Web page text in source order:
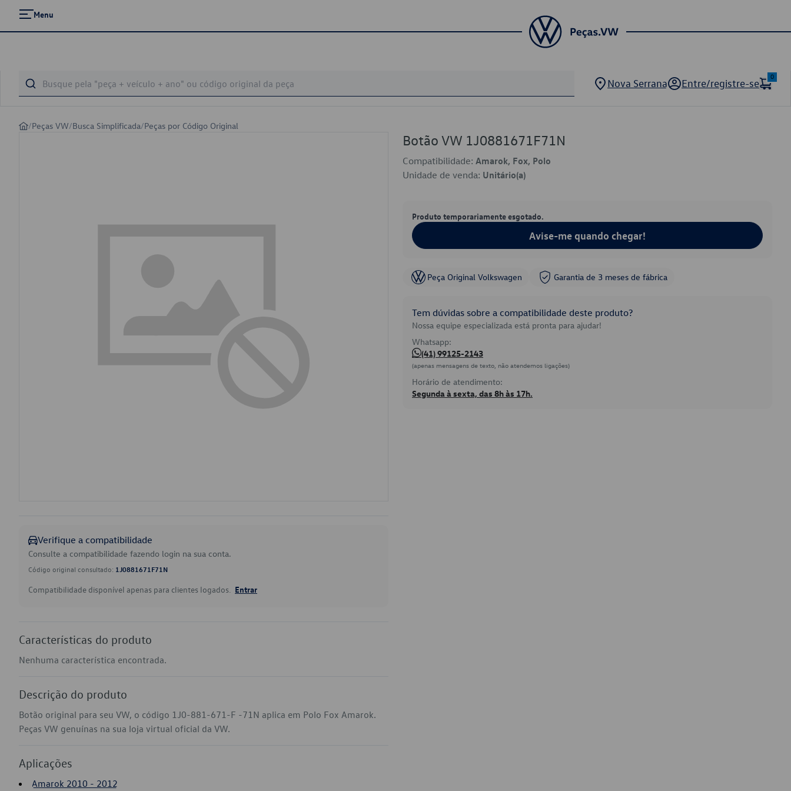
Menu
Nova Serrana Entre/registre-se
0
/Peças VW/Busca Simplificada/Peças por Código Original
Verifique a compatibilidade
Consulte a compatibilidade fazendo login na sua conta.
Código original consultado: 1J0881671F71N
Compatibilidade disponível apenas para clientes logados. Entrar
Características do produto
Nenhuma característica encontrada.
Descrição do produto
Botão original para seu VW, o código 1J0-881-671-F -71N aplica em Polo Fox Amarok.
Peças VW genuínas na sua loja virtual oficial da VW.
Aplicações
Amarok 2010 - 2012
Botão VW 1J0881671F71N
Compatibilidade: Amarok, Fox, Polo
Unidade de venda: Unitário(a)
Produto temporariamente esgotado.
Avise-me quando chegar!
Peça Original Volkswagen Garantia de 3 meses de fábrica
Tem dúvidas sobre a compatibilidade deste produto?
Nossa equipe especializada está pronta para ajudar!
Whatsapp:
(41) 99125-2143
(apenas mensagens de texto, não atendemos ligações)
Horário de atendimento:
Segunda à sexta, das 8h às 17h.